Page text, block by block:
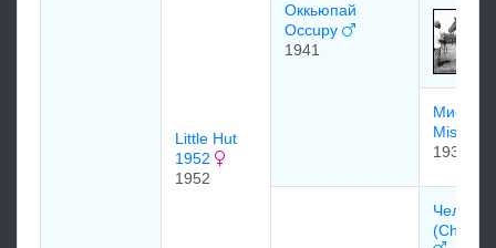
Little Hut
1952
1952
Оккьюпай
Occupy
1941
Мисс
Miss
1930